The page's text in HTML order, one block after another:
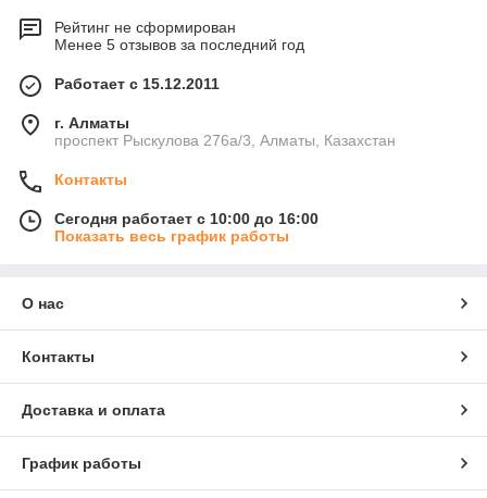
Рейтинг не сформирован
Менее 5 отзывов за последний год
Работает с 15.12.2011
г. Алматы
проспект Рыскулова 276а/3, Алматы, Казахстан
Контакты
Сегодня работает с 10:00 до 16:00
Показать весь график работы
О нас
Контакты
Доставка и оплата
График работы